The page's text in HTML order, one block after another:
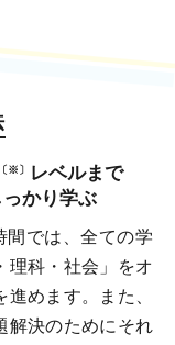
※〕
レベルまで
かり学ぶ
間では、全ての学
理科・社会」をオ
めます。また、
解決のためにそれ